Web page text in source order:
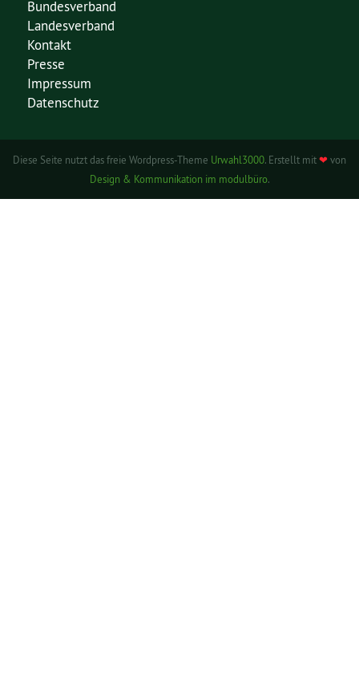
Bundesverband
Landesverband
Kontakt
Presse
Impressum
Datenschutz
Diese Seite nutzt das freie Wordpress-Theme Urwahl3000. Erstellt mit❤ von
Design & Kommunikation im modulbüro.